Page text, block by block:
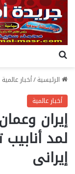
الرئيسية/أخبار عالمية
أخبار عالمية
إيران
لمد
إيرانى